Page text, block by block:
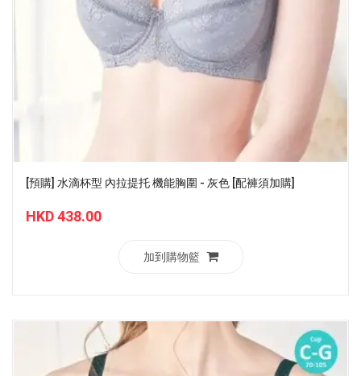
[預購] 水滴杯型 內拉提托 機能胸圍 - 灰色 [配褲須加購]
HKD 438.00
加到購物籃